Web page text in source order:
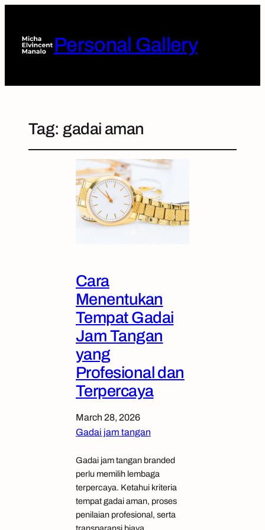
Personal Gallery
Tag: gadai aman
Cara
Menentukan
Tempat Gadai
Jam Tangan
yang
Profesional dan
Terpercaya
March 28, 2026
Gadai jam tangan
Gadai jam tangan branded
perlu memilih lembaga
terpercaya. Ketahui kriteria
tempat gadai aman, proses
penilaian profesional, serta